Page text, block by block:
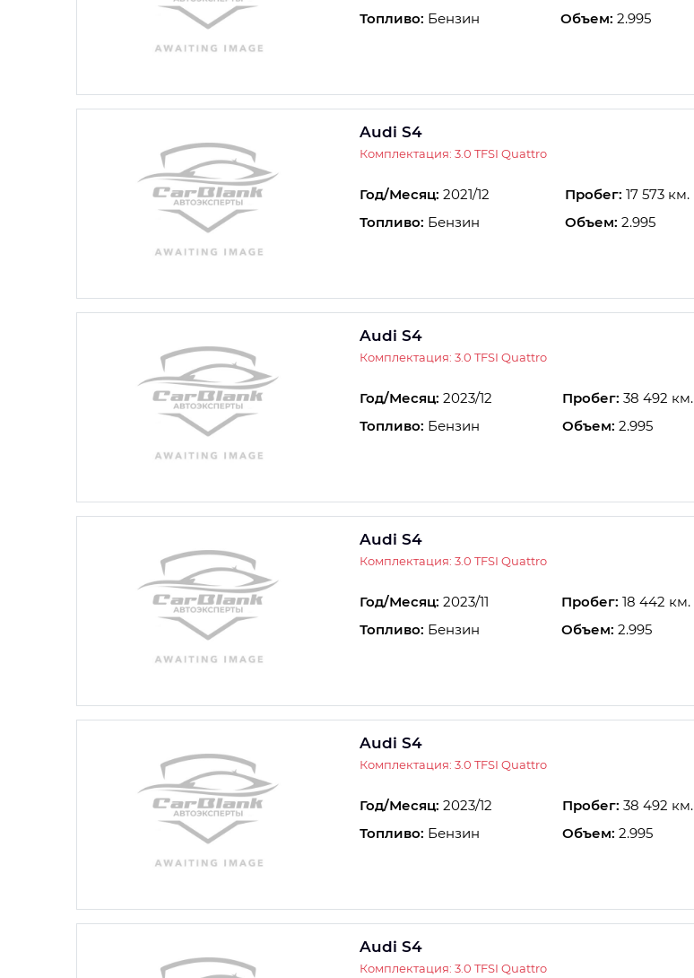
Топливо: Бензин Объем: 2.995
Audi S4
Комплектация: 3.0 TFSI Quattro
Год/Месяц: 2021/12 Пробег: 17 573 км.
Топливо: Бензин Объем: 2.995
Audi S4
Комплектация: 3.0 TFSI Quattro
Год/Месяц: 2023/12 Пробег: 38 492 км.
Топливо: Бензин Объем: 2.995
Audi S4
Комплектация: 3.0 TFSI Quattro
Год/Месяц: 2023/11 Пробег: 18 442 км.
Топливо: Бензин Объем: 2.995
Audi S4
Комплектация: 3.0 TFSI Quattro
Год/Месяц: 2023/12 Пробег: 38 492 км.
Топливо: Бензин Объем: 2.995
Audi S4
Комплектация: 3.0 TFSI Quattro